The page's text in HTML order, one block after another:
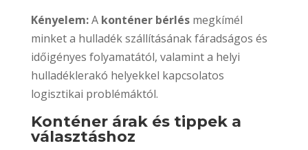
Kényelem:A konténer bérlésmegkímél
minket a hulladék szállításának fáradságos és
időigényes folyamatától, valamint a helyi
hulladéklerakó helyekkel kapcsolatos
logisztikai problémáktól.
Konténer árak és tippek a
választáshoz